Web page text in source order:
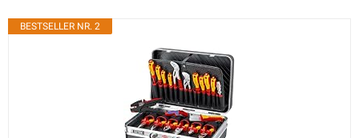
BESTSELLER NR. 2